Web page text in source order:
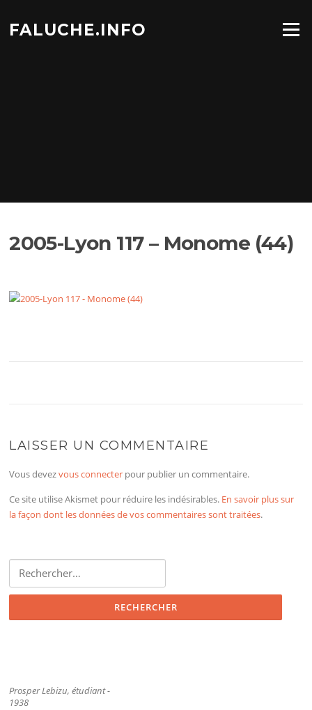
contenu
FALUCHE.INFO Menu
2005-Lyon 117 – Monome (44)
LAISSER UN COMMENTAIRE
Vous devezvous connecter pour publier un commentaire.
Ce site utilise Akismet pour réduire les indésirables. En savoir plus sur
la façon dont les données de vos commentaires sont traitées.
Rechercher :
Prosper Lebizu, étudiant -
1938